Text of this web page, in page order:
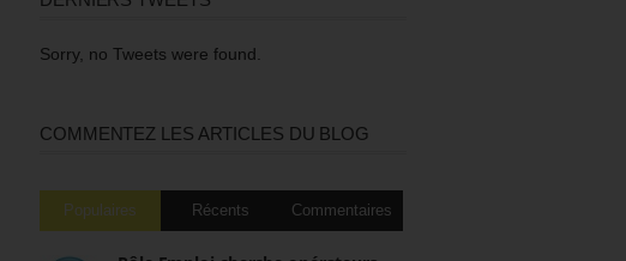
Sorry, no Tweets were found.
COMMENTEZ LES ARTICLES DU BLOG
Populaires Récents Commentaires